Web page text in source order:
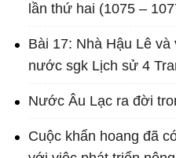
lần thứ hai (1075 –
Bài 17: Nhà Hậu Lê
nước sgk Lịch sử 4
Nước Âu Lạc ra đời
Cuộc khẩn hoang đã